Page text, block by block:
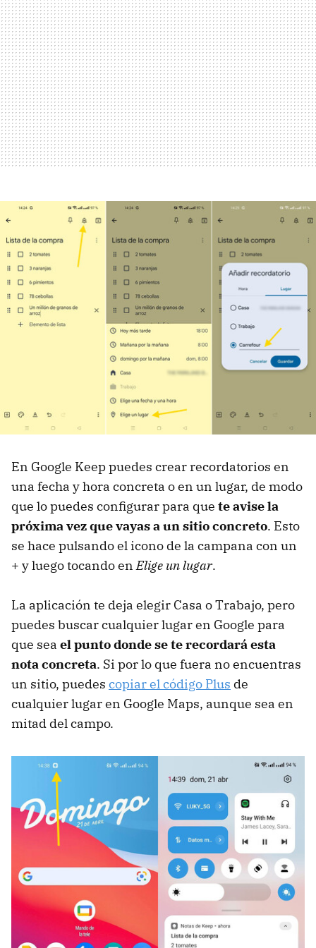
En Google Keep puedes crear recordatorios en
una fecha y hora concreta o en un lugar, de modo
que lo puedes configurar para que te avise la
próxima vez que vayas a un sitio concreto. Esto
se hace pulsando el icono de la campana con un
+ y luego tocando enElige un lugar.
La aplicación te deja elegir Casa o Trabajo, pero
puedes buscar cualquier lugar en Google para
que sea el punto donde se te recordará esta
nota concreta. Si por lo que fuera no encuentras
un sitio, puedes copiar el código Plus de
cualquier lugar en Google Maps, aunque sea en
mitad del campo.